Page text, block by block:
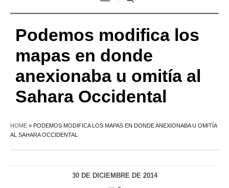
Podemos modifica los
mapas en donde
anexionaba u omitía al
Sahara Occidental
HOME » PODEMOS MODIFICA LOS MAPAS EN DONDE ANEXIONABA U OMITÍA
AL SAHARA OCCIDENTAL
30 DE DICIEMBRE DE 2014